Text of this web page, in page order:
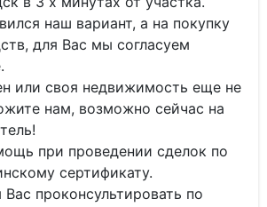
наш вариант, а на покупку
для Вас мы согласуем
или своя недвижимость еще не
нам, возможно сейчас на
при проведении сделок по
сертификату.
проконсультировать по